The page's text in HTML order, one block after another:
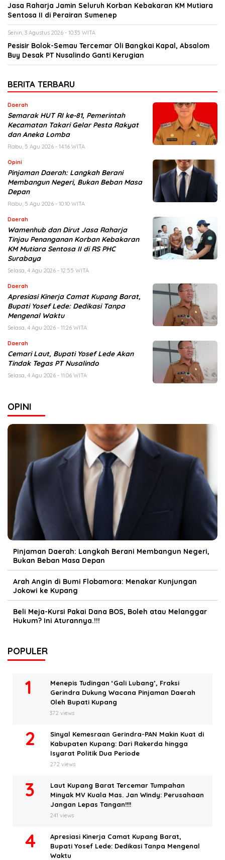
Jasa Raharja Jamin Seluruh Korban Kebakaran KM Mutiara
Sentosa II di Perairan Sumenep
Senin, 3 Agustus 2026 - 10:35 WITA
Pesisir Bolok-Semau Tercemar Oli Bangkai Kapal, Absalom
Buy Desak PT Nusalindo Ganti Kerugian
BERITA TERBARU
Daerah
Semarak HUT RI ke-81, Pemerintah
Kecamatan Takari Gelar Pesta Rakyat
dan Aneka Lomba
Rabu, 5 Agu 2026 - 14:16 WITA
Opini
Pinjaman Daerah: Langkah Berani
Membangun Negeri, Bukan Beban Masa
Depan
Rabu, 5 Agu 2026 - 10:10 WITA
Daerah
Wamenhub dan Dirut Jasa Raharja
Tinjau Penanganan Korban Kebakaran
KM Mutiara Sentosa II di RS PHC
Surabaya
Selasa, 4 Agu 2026 - 12:55 WITA
Daerah
Apresiasi Kinerja Camat Kupang Barat,
Bupati Yosef Lede: Dedikasi Tanpa
Mengenal Waktu
Selasa, 4 Agu 2026 - 11:26 WITA
Daerah
Cemari Laut, Bupati Yosef Lede Akan
Tindak Tegas PT Nusalindo
Selasa, 4 Agu 2026 - 11:06 WITA
OPINI
Pinjaman Daerah: Langkah Berani Membangun Negeri,
Bukan Beban Masa Depan
Arah Angin di Bumi Flobamora: Menakar Kunjungan
Jokowi ke Kupang
Beli Meja-Kursi Pakai Dana BOS, Boleh atau Melanggar
Hukum? Ini Aturannya.!!!
POPULER
Menepis Tudingan ‘Gali Lubang’, Fraksi
Gerindra Dukung Wacana Pinjaman Daerah
Oleh Bupati Kupang
372 views
Sinyal Kemesraan Gerindra-PAN Makin Kuat di
Kabupaten Kupang: Dari Rakerda hingga
Isyarat Politik Dua Periode
272 views
Laut Kupang Barat Tercemar Tumpahan
Minyak MV Kuala Mas. Jan Windy: Perusahaan
Jangan Lepas Tangan!!!!
241 views
Apresiasi Kinerja Camat Kupang Barat,
Bupati Yosef Lede: Dedikasi Tanpa Mengenal
Waktu